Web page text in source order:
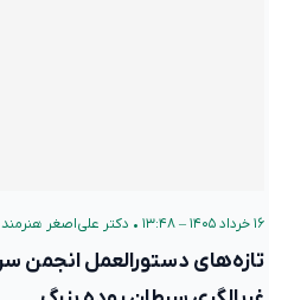
۱۶ خرداد ۱۴۰۵ – ۱۳:۴۸ • دکتر علی‌اصغر هنرمند